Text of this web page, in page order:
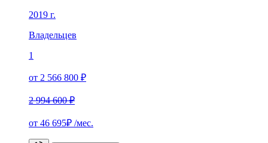
2019 г.
Владельцев
1
от 2 566 800 ₽
2 994 600 ₽
от 46 695₽ /мес.